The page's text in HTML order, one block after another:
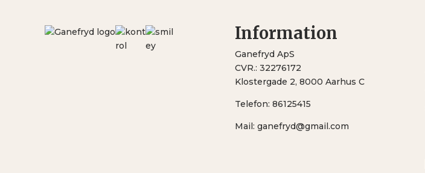
Information
Ganefryd ApS
CVR.: 32276172
Klostergade 2, 8000 Aarhus C
Telefon:86125415
Mail:ganefryd@gmail.com